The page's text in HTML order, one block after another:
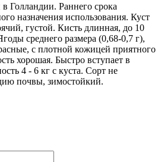
Голландии. Раннего срока
назначения использования. Куст
густой. Кисть длинная, до 10
среднего размера (0,68-0,7 г),
с плотной кожицей приятного
хорошая. Быстро вступает в
4 - 6 кг с куста. Сорт не
почвы, зимостойкий.